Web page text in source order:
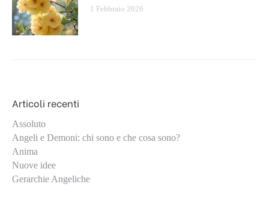
1 Febbraio 2026
Articoli recenti
Assoluto
Angeli e Demoni: chi sono e che cosa sono?
Anima
Nuove idee
Gerarchie Angeliche